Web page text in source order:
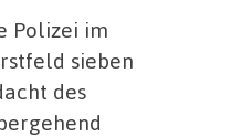
Polizei im
sieben
des